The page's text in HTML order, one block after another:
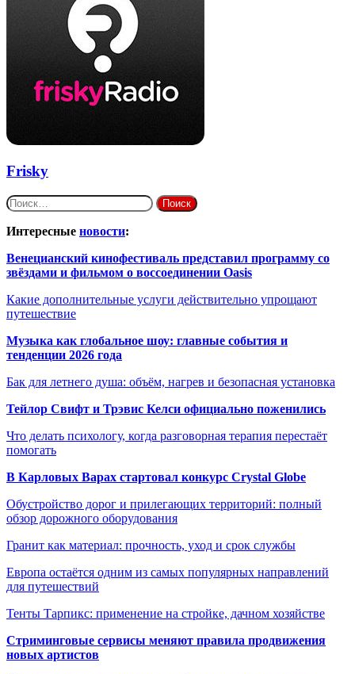
Frisky
Найти:
Интересные новости:
Венецианский кинофестиваль представил программу со
звёздами и фильмом о воссоединении Oasis
Какие дополнительные услуги действительно упрощают
путешествие
Музыка как глобальное шоу: главные события и
тенденции 2026 года
Бак для летнего душа: объём, нагрев и безопасная установка
Тейлор Свифт и Трэвис Келси официально поженились
Что делать психологу, когда разговорная терапия перестаёт
помогать
В Карловых Варах стартовал конкурс Crystal Globe
Обустройство дорог и прилегающих территорий: полный
обзор дорожного оборудования
Гранит как материал: прочность, уход и срок службы
Европа остаётся одним из самых популярных направлений
для путешествий
Тенты Тарпикс: применение на стройке, дачном хозяйстве
Стриминговые сервисы меняют правила продвижения
новых артистов